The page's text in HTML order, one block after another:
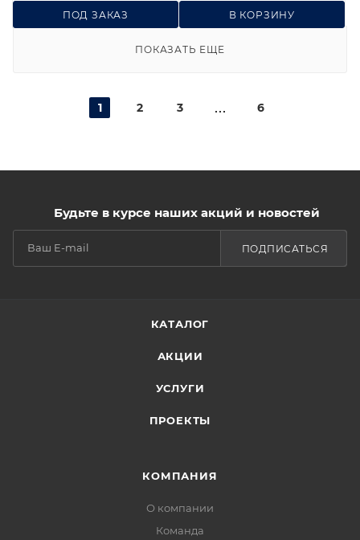
ПОД ЗАКАЗ В КОРЗИНУ
ПОКАЗАТЬ ЕЩЕ
1 2 3 6
Будьте в курсе наших акций и новостей
ПОДПИСАТЬСЯ
КАТАЛОГ
АКЦИИ
УСЛУГИ
ПРОЕКТЫ
КОМПАНИЯ
О компании
Команда